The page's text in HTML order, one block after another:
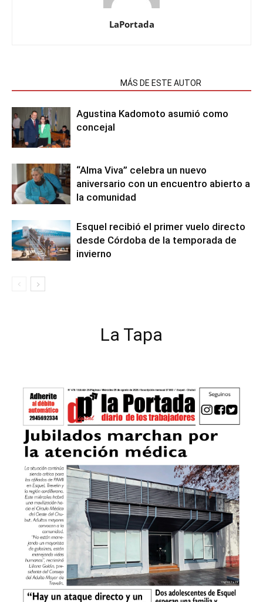
LaPortada
MÁS DE ESTE AUTOR
Agustina Kadomoto asumió como
concejal
“Alma Viva” celebra un nuevo
aniversario con un encuentro abierto a
la comunidad
Esquel recibió el primer vuelo directo
desde Córdoba de la temporada de
invierno
La Tapa